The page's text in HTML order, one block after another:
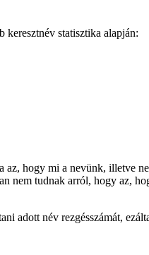
keresztnév statisztika alapján:
hogy mi a nevünk, illetve
nem tudnak arról, hogy az,
adott név rezgésszámát,